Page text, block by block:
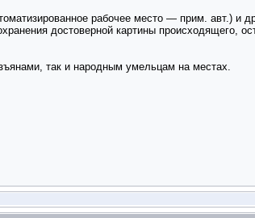
рабочее место — прим. авт.) и
достоверной картины происходящего,
так и народным умельцам на местах.